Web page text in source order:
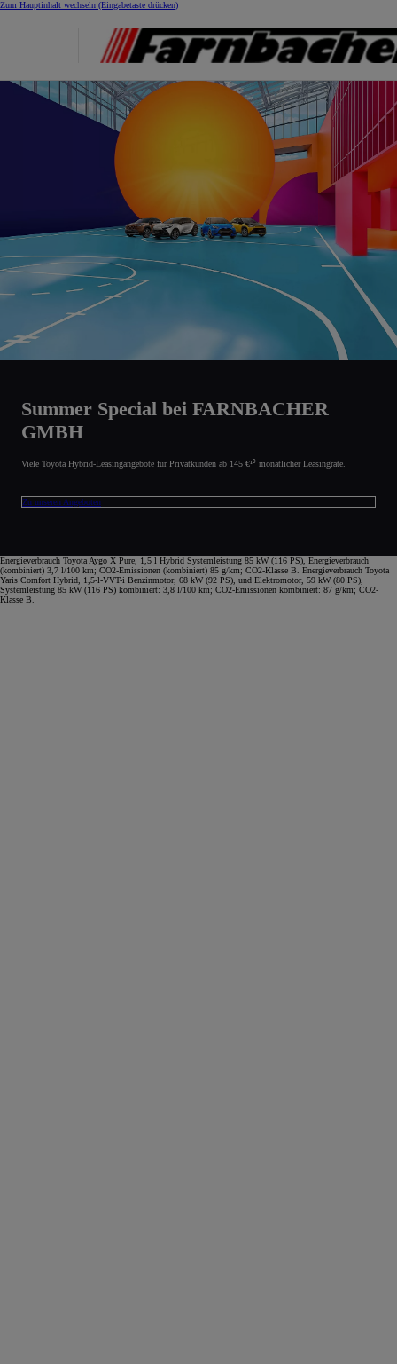
Zum Hauptinhalt wechseln (Eingabetaste drücken)
Summer Special bei FARNBACHER
GMBH
Viele Toyota Hybrid-Leasingangebote für Privatkunden ab 145 €¹⁰ monatlicher Leasingrate.
Zu unseren Angeboten
Energieverbrauch Toyota Aygo X Pure, 1,5 l Hybrid Systemleistung 85 kW (116 PS), Energieverbrauch
(kombiniert) 3,7 l/100 km; CO2-Emissionen (kombiniert) 85 g/km; CO2-Klasse B. Energieverbrauch Toyota
Yaris Comfort Hybrid, 1,5-l-VVT-i Benzinmotor, 68 kW (92 PS), und Elektromotor, 59 kW (80 PS),
Systemleistung 85 kW (116 PS) kombiniert: 3,8 l/100 km; CO2-Emissionen kombiniert: 87 g/km; CO2-
Klasse B.